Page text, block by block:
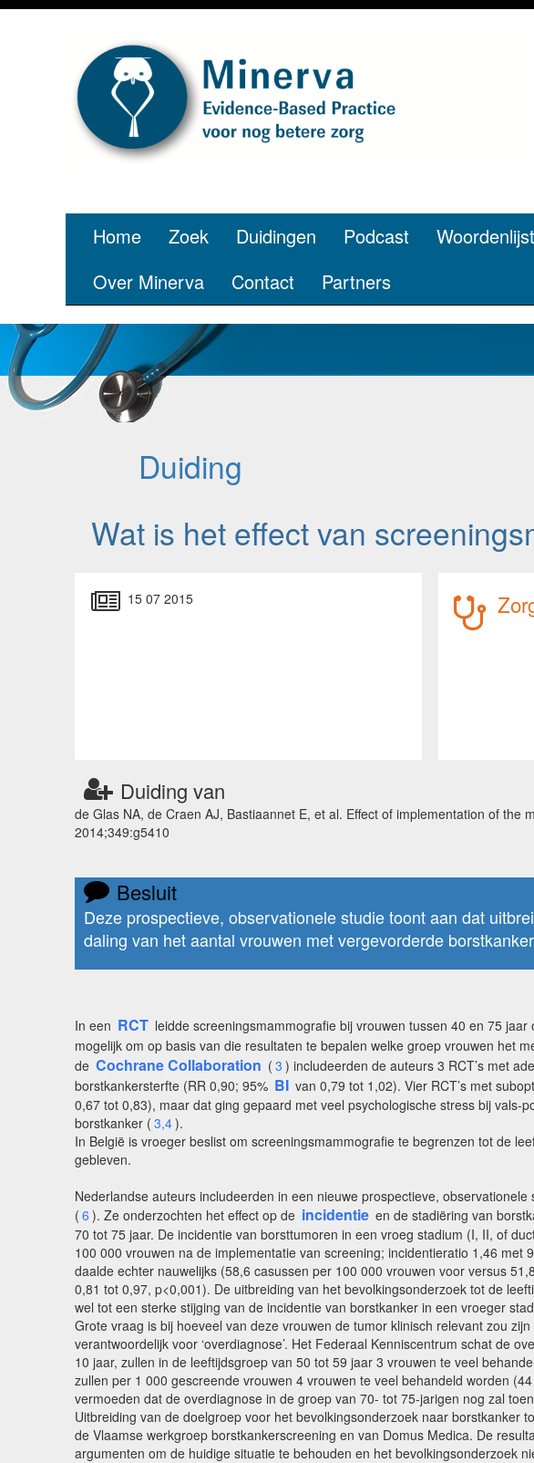
Home Zoek Duidingen Podcast Woordenlijst
Over Minerva
Contact Partners
Duiding
Wat is het effect van
15 07 2015
Duiding van
de Glas NA, de Craen AJ, Bastiaannet E, et al. Effect of implementation of
2014;349:g5410
Besluit
Deze prospectieve, observationele studie toont aan dat
daling van het aantal vrouwen met vergevorderde
In een RCT leidde screeningsmammografie bij vrouwen tussen 40 en 75
mogelijk om op basis van die resultaten te bepalen welke groep vrouwen het
de Cochrane Collaboration ( 3 ) includeerden de auteurs 3 RCT’s met
borstkankersterfte (RR 0,90; 95% BI van 0,79 tot 1,02). Vier RCT’s met
0,67 tot 0,83), maar dat ging gepaard met veel psychologische stress bij
borstkanker ( 3,4).
In België is vroeger beslist om screeningsmammografie te begrenzen tot de
gebleven.
Nederlandse auteurs includeerden in een nieuwe prospectieve,
( 6 ). Ze onderzochten het effect op de incidentie en de stadiëring van
70 tot 75 jaar. De incidentie van borsttumoren in een vroeg stadium (I, II, of
100 000 vrouwen na de implementatie van screening; incidentieratio 1,46
daalde echter nauwelijks (58,6 casussen per 100 000 vrouwen voor versus
0,81 tot 0,97, p<0,001). De uitbreiding van het bevolkingsonderzoek tot de
wel tot een sterke stijging van de incidentie van borstkanker in een vroeger
Grote vraag is bij hoeveel van deze vrouwen de tumor klinisch relevant zou
verantwoordelijk voor ‘overdiagnose’. Het Federaal Kenniscentrum schat de
10 jaar, zullen in de leeftijdsgroep van 50 tot 59 jaar 3 vrouwen te veel
zullen per 1 000 gescreende vrouwen 4 vrouwen te veel behandeld worden
vermoeden dat de overdiagnose in de groep van 70- tot 75-jarigen nog zal
Uitbreiding van de doelgroep voor het bevolkingsonderzoek naar borstkanker
de Vlaamse werkgroep borstkankerscreening en van Domus Medica. De
argumenten om de huidige situatie te behouden en het bevolkingsonderzoek